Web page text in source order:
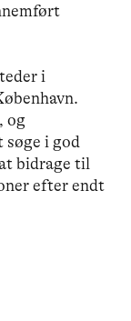
i
og
søge i god
bidrage til
efter endt